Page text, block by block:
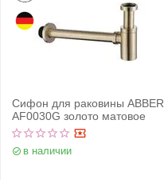
Сифон для раковины ABBER
AF0030G золото матовое
в наличии